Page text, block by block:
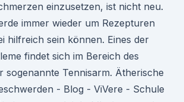
einzusetzen, ist nicht neu.
immer wieder um Rezepturen
hilfreich sein können. Eines der
findet sich im Bereich des
sogenannte Tennisarm. Ätherische
- Blog - ViVere - Schule